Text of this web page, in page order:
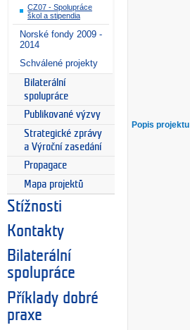
CZ07 - Spolupráce
škol a stipendia
Norské fondy 2009 -
2014
Schválené projekty
Bilaterální
spolupráce
Publikované výzvy
Strategické zprávy
a Výroční zasedání
Propagace
Mapa projektů
Stížnosti
Kontakty
Bilaterální
spolupráce
Příklady dobré
praxe
Popis projektu